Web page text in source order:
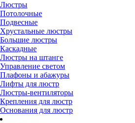
Люстры
Потолочные
Подвесные
Хрустальные люстры
Большие люстры
Каскадные
Люстры на штанге
Управление светом
Плафоны и абажуры
Лифты для люстр
Люстры-вентиляторы
Крепления для люстр
Основания для люстр